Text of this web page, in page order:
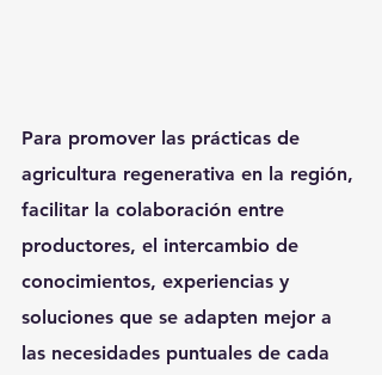
Para promover las prácticas de
agricultura regenerativa en la región,
facilitar la colaboración entre
productores, el intercambio de
conocimientos, experiencias y
soluciones que se adapten mejor a
las necesidades puntuales de cada